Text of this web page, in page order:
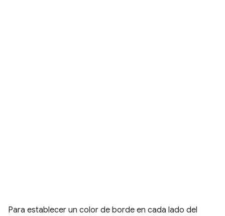
Para establecer un color de borde en cada lado del